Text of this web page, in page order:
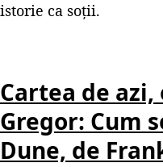
istorie ca soții.
Cartea de
Gregor: Cum
Dune, de